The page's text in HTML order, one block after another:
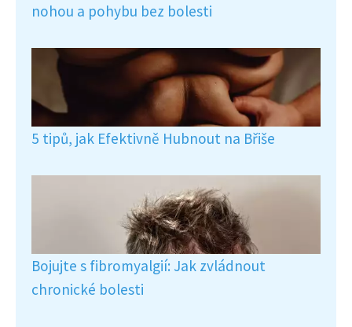
nohou a pohybu bez bolesti
5 tipů, jak Efektivně Hubnout na Břiše
Bojujte s fibromyalgií: Jak zvládnout
chronické bolesti